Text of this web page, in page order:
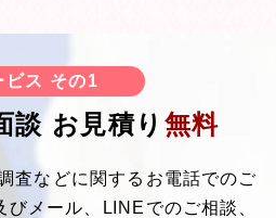
ビス その1
談 お見積り 無料
査などに関するお電話でのご
メール、LINEでのご相談、